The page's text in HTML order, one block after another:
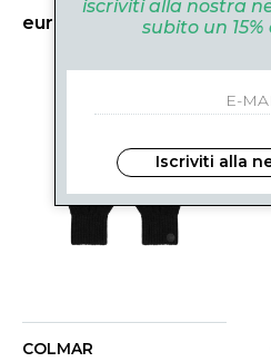
eur 39.00
COLMAR
iscriviti alla nostra
subito un
Iscriviti alla